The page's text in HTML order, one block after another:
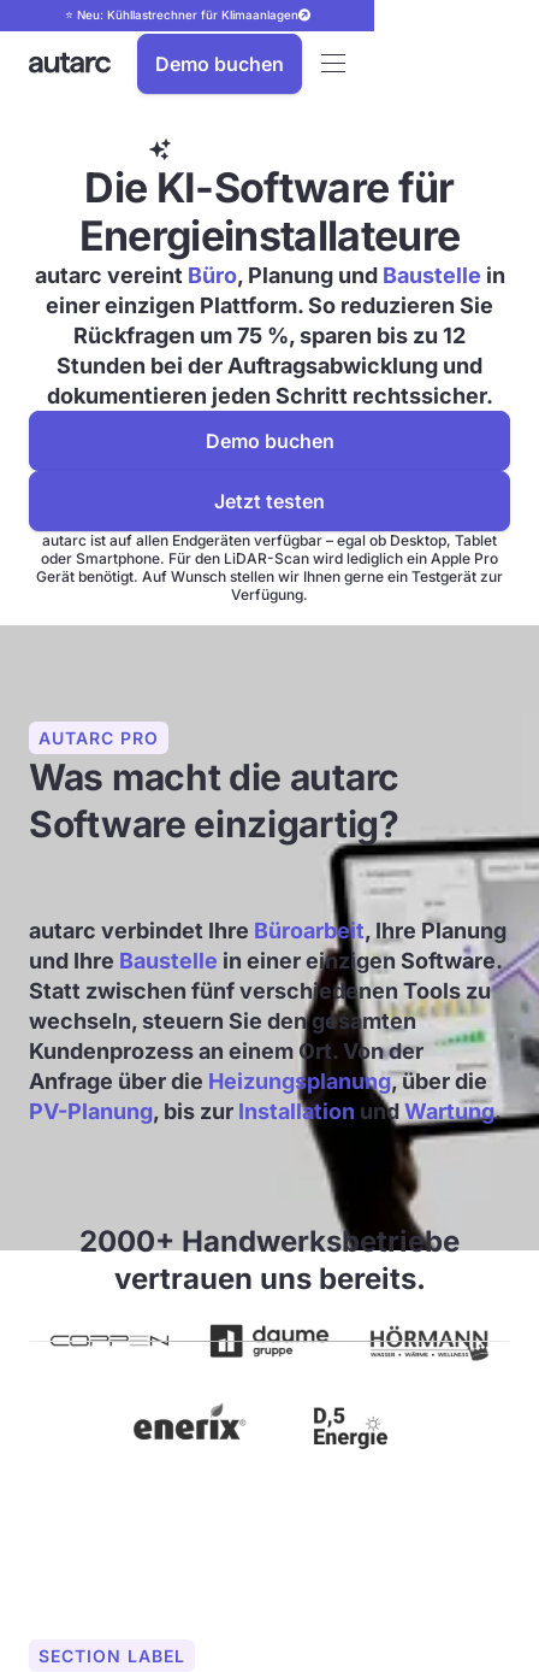
⭐ Neu: Kühllastrechner für Klimaanlagen
Demo buchen
Die KI-Software für
Energieinstallateure
autarc vereint Büro, Planung und Baustelle in
einer einzigen Plattform. So reduzieren Sie
Rückfragen um 75 %, sparen bis zu 12
Stunden bei der Auftragsabwicklung und
dokumentieren jeden Schritt rechtssicher.
Demo buchen
Jetzt testen
autarc ist auf allen Endgeräten verfügbar – egal ob Desktop, Tablet
oder Smartphone. Für den LiDAR-Scan wird lediglich ein Apple Pro
Gerät benötigt. Auf Wunsch stellen wir Ihnen gerne ein Testgerät zur
Verfügung.
AUTARC PRO
Was macht die autarc
Software einzigartig?
autarc verbindet Ihre Büroarbeit, Ihre Planung
und Ihre Baustelle in einer einzigen Software.
Statt zwischen fünf verschiedenen Tools zu
wechseln, steuern Sie den gesamten
Kundenprozess an einem Ort. Von der
Anfrage über die Heizungsplanung, über die
PV-Planung, bis zur Installation undWartung.
2000+ Handwerksbetriebe
vertrauen uns bereits.
SECTION LABEL